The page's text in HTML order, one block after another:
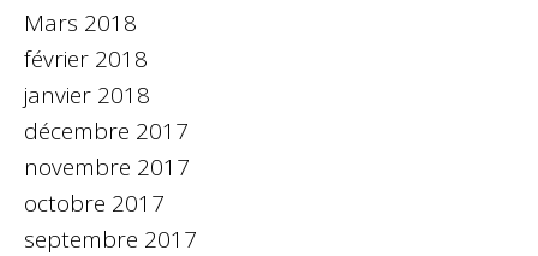
Mars 2018
février 2018
janvier 2018
décembre 2017
novembre 2017
octobre 2017
septembre 2017